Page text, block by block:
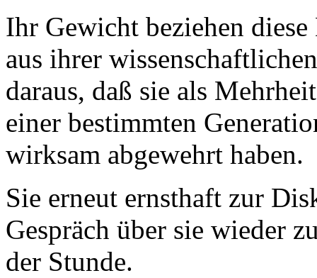
Ihr Gewicht beziehen
aus ihrer
daraus, daß sie als
einer bestimmten
wirksam abgewehrt haben.
Sie erneut ernsthaft zur
Gespräch über sie wieder
der Stunde.